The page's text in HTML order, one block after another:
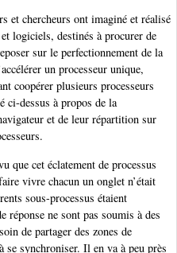
et chercheurs ont imaginé et réalisé
logiciels, destinés à procurer de
sur le perfectionnement de la
un processeur unique,
coopérer plusieurs processeurs
ci-dessus à propos de la
et de leur répartition sur
que cet éclatement de processus
vivre chacun un onglet n’était
sous-processus étaient
réponse ne sont pas soumis à des
de partager des zones de
synchroniser. Il en va à peu près